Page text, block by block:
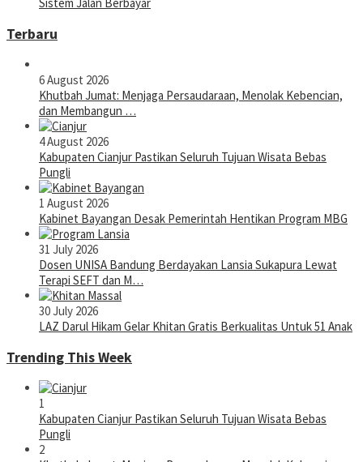
Terbaru
6 August 2026
Khutbah Jumat: Menjaga Persaudaraan, Menolak Kebencian,
dan Membangun …
4 August 2026
Kabupaten Cianjur Pastikan Seluruh Tujuan Wisata Bebas
Pungli
1 August 2026
Kabinet Bayangan Desak Pemerintah Hentikan Program MBG
31 July 2026
Dosen UNISA Bandung Berdayakan Lansia Sukapura Lewat
Terapi SEFT dan M…
30 July 2026
LAZ Darul Hikam Gelar Khitan Gratis Berkualitas Untuk 51 Anak
Trending This Week
1
Kabupaten Cianjur Pastikan Seluruh Tujuan Wisata Bebas
Pungli
2